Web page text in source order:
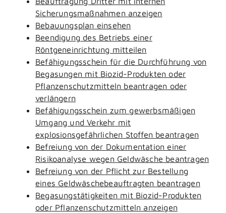
Sicherungsmaßnahmen anzeigen
Bebauungsplan einsehen
Beendigung des Betriebs einer
Röntgeneinrichtung mitteilen
Befähigungsschein für die Durchführung von
Begasungen mit Biozid-Produkten oder
Pflanzenschutzmitteln beantragen oder
verlängern
Befähigungsschein zum gewerbsmäßigen
Umgang und Verkehr mit
explosionsgefährlichen Stoffen beantragen
Befreiung von der Dokumentation einer
Risikoanalyse wegen Geldwäsche beantragen
Befreiung von der Pflicht zur Bestellung
eines Geldwäschebeauftragten beantragen
Begasungstätigkeiten mit Biozid-Produkten
oder Pflanzenschutzmitteln anzeigen